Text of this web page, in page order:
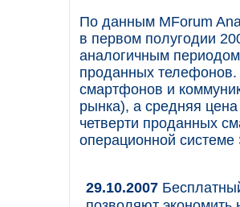
По данным MForum
в первом полугодии
аналогичным
проданных
смартфонов и
рынка), а средняя
четверти проданных
операционной
29.10.2007